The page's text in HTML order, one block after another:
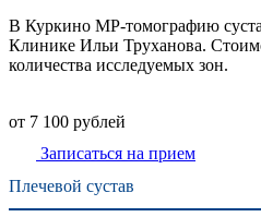
В Куркино МР-томографию
Клинике Ильи Труханова.
количества исследуемых зон.
от 7 100 рублей
Записаться на прием
Плечевой сустав